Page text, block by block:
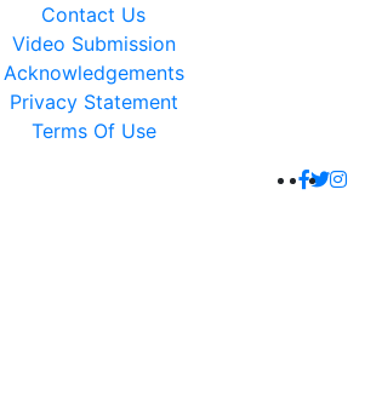
Contact Us
Video Submission
Acknowledgements
Privacy Statement
Terms Of Use